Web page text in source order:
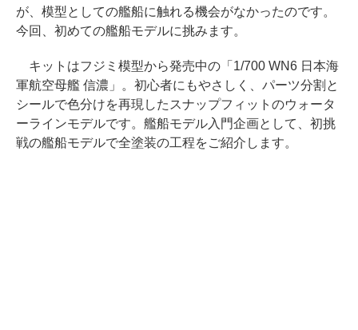
が、模型としての艦船に触れる機会がなかったのです。
今回、初めての艦船モデルに挑みます。
キットはフジミ模型から発売中の「1/700 WN6 日本海
軍航空母艦 信濃」。初心者にもやさしく、パーツ分割と
シールで色分けを再現したスナップフィットのウォータ
ーラインモデルです。艦船モデル入門企画として、初挑
戦の艦船モデルで全塗装の工程をご紹介します。